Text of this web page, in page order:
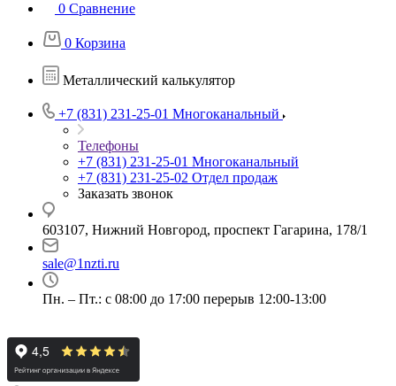
0 Сравнение
0 Корзина
Металлический калькулятор
+7 (831) 231-25-01 Многоканальный
Телефоны
+7 (831) 231-25-01 Многоканальный
+7 (831) 231-25-02 Отдел продаж
Заказать звонок
603107, Нижний Новгород, проспект Гагарина, 178/1
sale@1nzti.ru
Пн. – Пт.: с 08:00 до 17:00 перерыв 12:00-13:00